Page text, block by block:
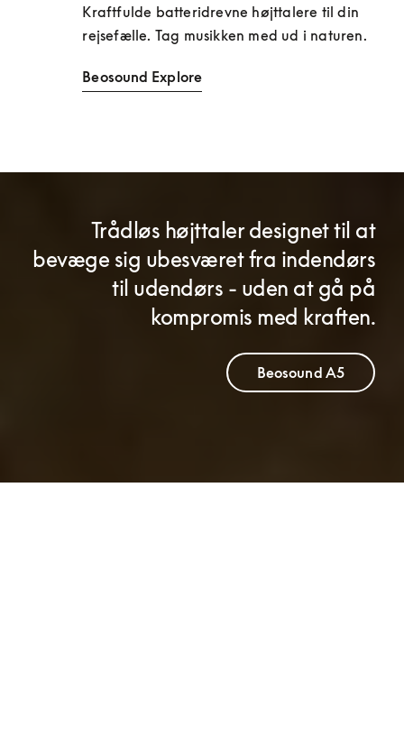
Kraftfulde batteridrevne højttalere til din
rejsefælle. Tag musikken med ud i naturen.
Beosound Explore
Trådløs højttaler designet til at
bevæge sig ubesværet fra indendørs
til udendørs - uden at gå på
kompromis med kraften.
Beosound A5